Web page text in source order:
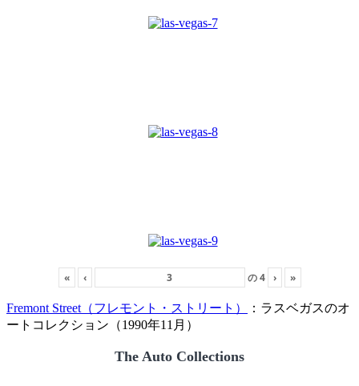
« ‹ の4 › »
Fremont Street（フレモント・ストリート）
：ラスベガスのオ
ートコレクション（1990年11月）
The Auto Collections